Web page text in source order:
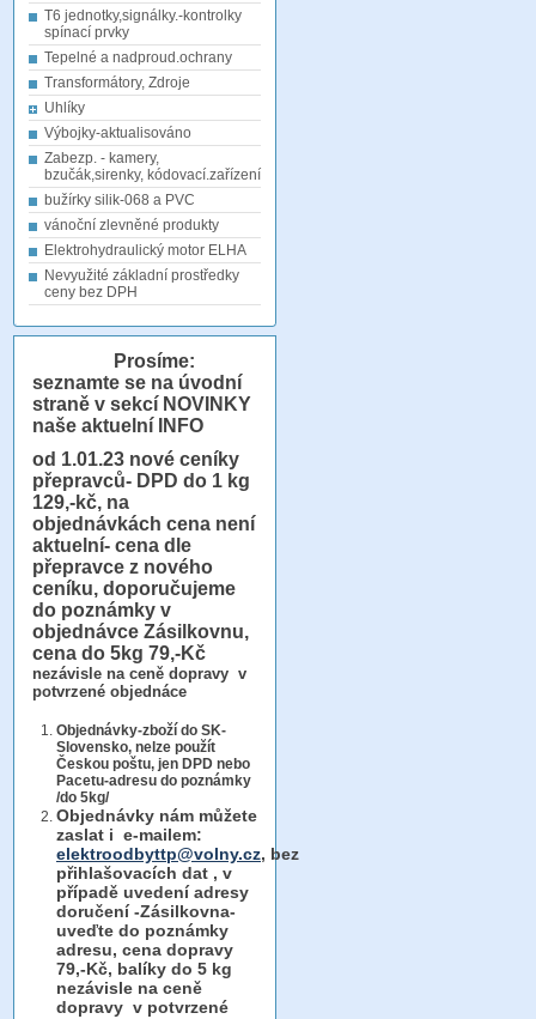
T6 jednotky,signálky.-kontrolky
spínací prvky
Tepelné a nadproud.ochrany
Transformátory, Zdroje
Uhlíky
Výbojky-aktualisováno
Zabezp. - kamery,
bzučák,sirenky, kódovací.zařízení
bužírky silik-068 a PVC
vánoční zlevněné produkty
Elektrohydraulický motor ELHA
Nevyužité základní prostředky
ceny bez DPH
Prosíme:
seznamte se na úvodní
straně v sekcí NOVINKY
naše aktuelní INFO
od 1.01.23 nové ceníky
přepravců- DPD do 1 kg
129,-kč, na
objednávkách cena není
aktuelní- cena dle
přepravce z nového
ceníku, doporučujeme
do poznámky v
objednávce Zásilkovnu,
cena do 5kg 79,-Kč
nezávisle na ceně dopravy v
potvrzené objednáce
Objednávky-zboží do SK-
Slovensko, nelze použít
Českou poštu, jen DPD nebo
Pacetu-adresu do poznámky
/do 5kg/
Objednávky nám můžete
zaslat i e-mailem:
elektroodbyttp@volny.cz, bez
přihlašovacích dat , v
případě uvedení adresy
doručení -Zásilkovna-
uveďte do poznámky
adresu, cena dopravy
79,-Kč, balíky do 5 kg
nezávisle na ceně
dopravy v potvrzené